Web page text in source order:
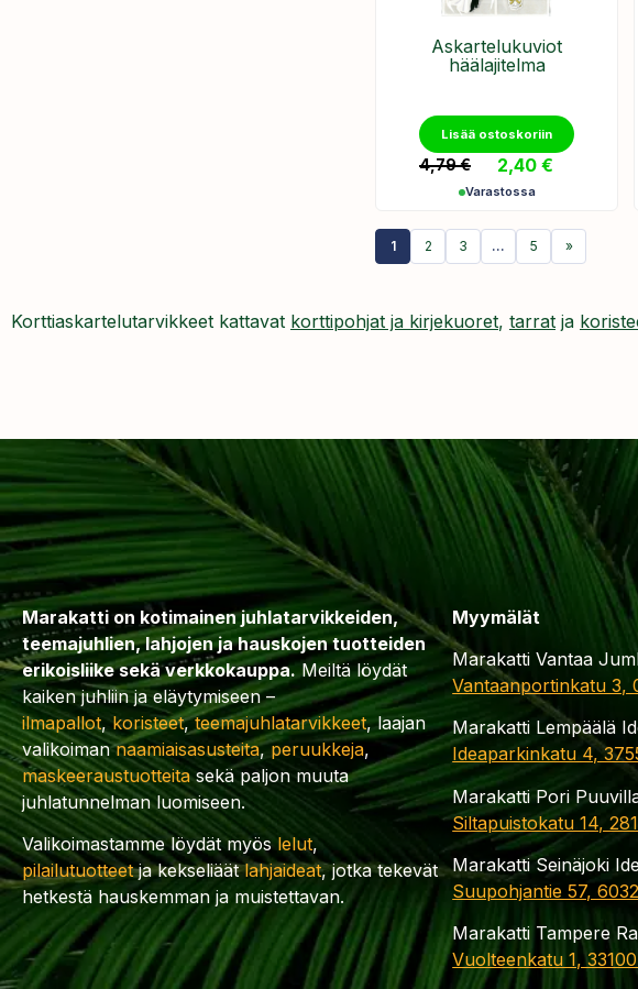
Askartelukuviot
häälajitelma
Lisää ostoskoriin
4,79€ 2,40 €
Varastossa
1 2 3 … 5 »
Korttiaskartelutarvikkeet kattavat korttipohjat ja kirjekuoret, tarrat ja
Marakatti on kotimainen juhlatarvikkeiden,
teemajuhlien, lahjojen ja hauskojen tuotteiden
erikoisliike sekä verkkokauppa.Meiltä löydät
kaiken juhliin ja eläytymiseen –
ilmapallot,koristeet,teemajuhlatarvikkeet, laajan
valikoimannaamiaisasusteita,peruukkeja,
maskeeraustuotteitasekä paljon muuta
juhlatunnelman luomiseen.
Valikoimastamme löydät myöslelut,
pilailutuotteetja kekseliäätlahjaideat, jotka tekevät
hetkestä hauskemman ja muistettavan.
Myymälät
Marakatti Vantaa
Vantaanportinkatu 3,
Marakatti Lempäälä
Ideaparkinkatu 4,
Marakatti Pori
Siltapuistokatu 14,
Marakatti Seinäjoki
Suupohjantie 57,
Marakatti Tampere
Vuolteenkatu 1,